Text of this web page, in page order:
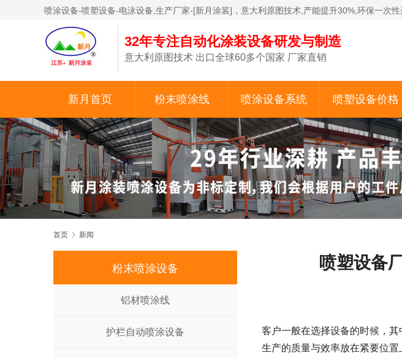
喷涂设备-喷塑设备-电泳设备,生产厂家-[新月涂装]，意大利原图技术,产能提升30%,环保一次性
32年专注自动化涂装设备研发与制造
意大利原图技术 出口全球60多个国家 厂家直销
新月首页 粉末喷涂线 喷涂设备系统 喷塑设备价格
首页 新闻
喷塑设备
客户一般在选择设备的时候，
生产的质量与效率放在紧要位
粉末喷涂设备
铝材喷涂线
护栏自动喷涂设备